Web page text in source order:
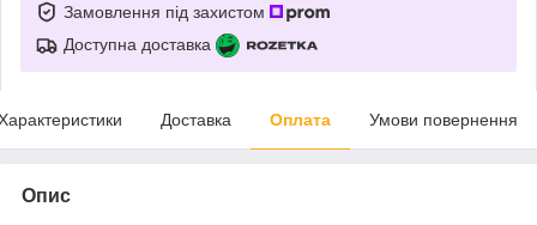
Замовлення під захистом
Доступна доставка
Доставка Оплата Умови повернення
Опис